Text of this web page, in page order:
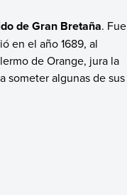
de Gran Bretaña. Fue
en el año 1689, al
de Orange, jura la
someter algunas de sus